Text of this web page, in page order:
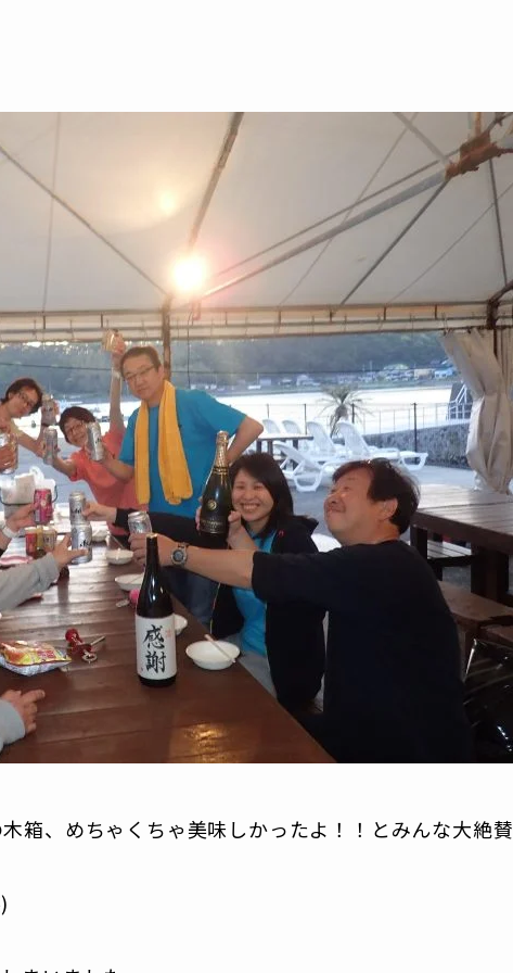
箱、めちゃくちゃ美味しかったよ！！とみんな大絶賛